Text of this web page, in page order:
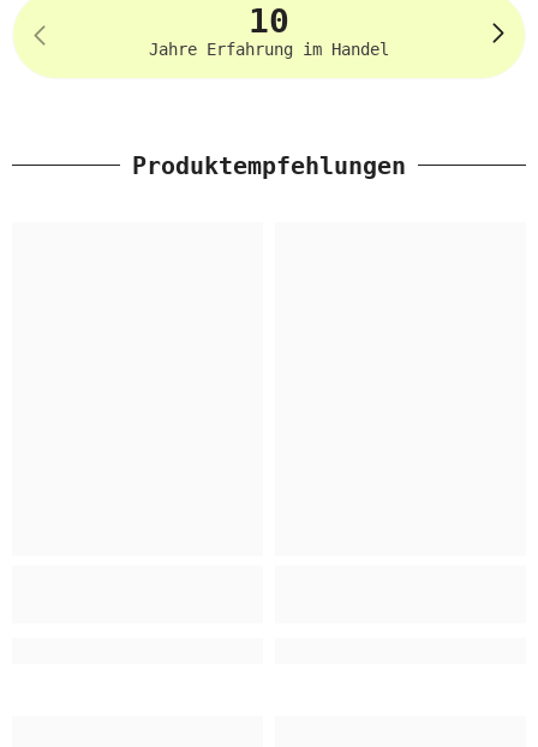
10
Jahre Erfahrung im Handel
Produktempfehlungen